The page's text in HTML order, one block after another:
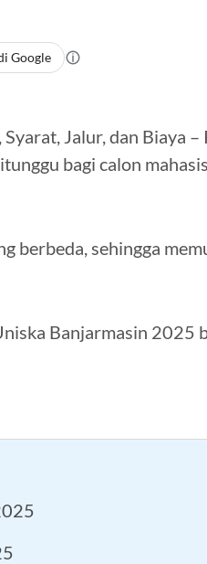
Google
Jalur, dan Biaya
bagi calon
berbeda, sehingga
Banjarmasin 2025